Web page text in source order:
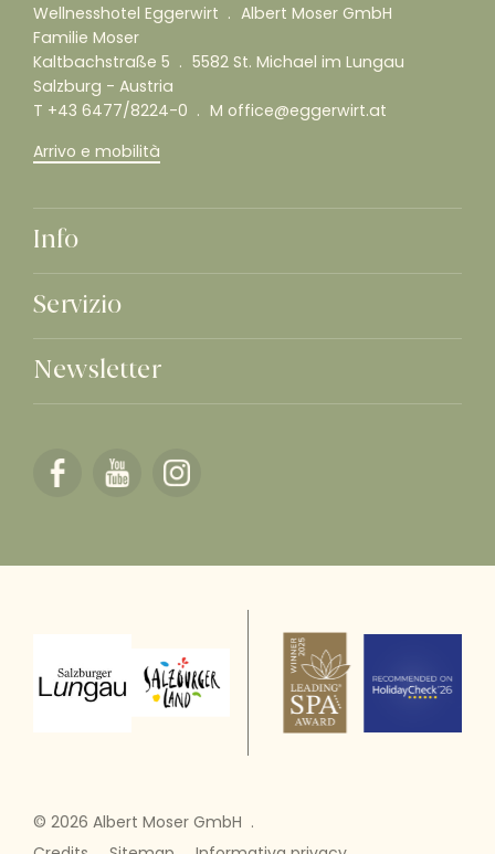
Wellnesshotel Eggerwirt
Albert Moser GmbH
Familie Moser
Kaltbachstraße 5
5582 St. Michael im Lungau
Salzburg - Austria
T +43 6477/8224-0 M office@eggerwirt.at
Arrivo e mobilità
Info
Servizio
Newsletter
© 2026 Albert Moser GmbH .